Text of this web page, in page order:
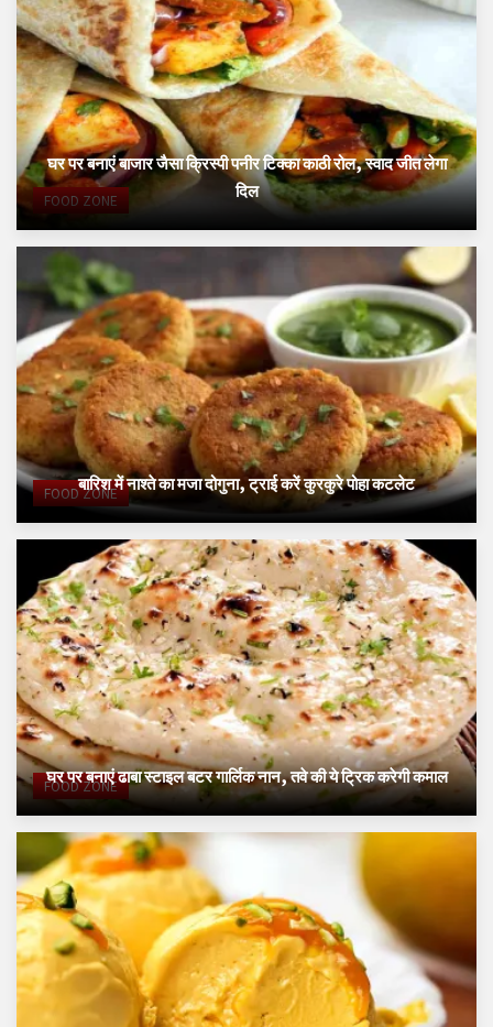
FOOD ZONE
घर पर बनाएं बाजार जैसा क्रिस्पी पनीर टिक्का काठी रोल, स्वाद जीत लेगा
दिल
FOOD ZONE
बारिश में नाश्ते का मजा दोगुना, ट्राई करें कुरकुरे पोहा कटलेट
FOOD ZONE
घर पर बनाएं ढाबा स्टाइल बटर गार्लिक नान, तवे की ये ट्रिक करेगी कमाल